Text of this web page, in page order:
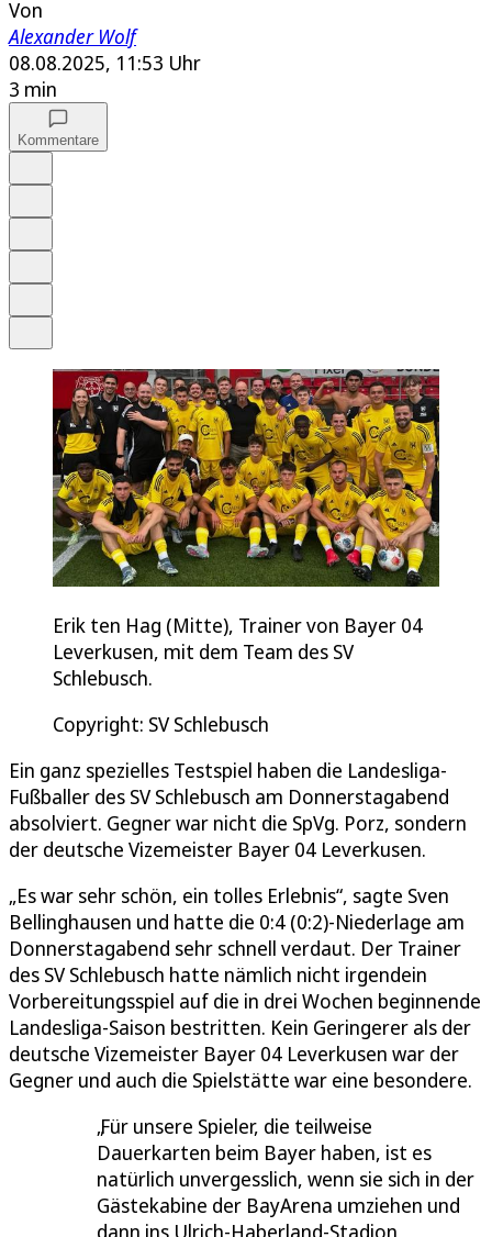
Von
Alexander Wolf
08.08.2025, 11:53 Uhr
3 min
Kommentare
Erik ten Hag (Mitte), Trainer von Bayer 04
Leverkusen, mit dem Team des SV
Schlebusch.
Copyright: SV Schlebusch
Ein ganz spezielles Testspiel haben die Landesliga-
Fußballer des SV Schlebusch am Donnerstagabend
absolviert. Gegner war nicht die SpVg. Porz, sondern
der deutsche Vizemeister Bayer 04 Leverkusen.
„Es war sehr schön, ein tolles Erlebnis“, sagte Sven
Bellinghausen und hatte die 0:4 (0:2)-Niederlage am
Donnerstagabend sehr schnell verdaut. Der Trainer
des SV Schlebusch hatte nämlich nicht irgendein
Vorbereitungsspiel auf die in drei Wochen beginnende
Landesliga-Saison bestritten. Kein Geringerer als der
deutsche Vizemeister Bayer 04 Leverkusen war der
Gegner und auch die Spielstätte war eine besondere.
Für unsere Spieler, die teilweise
Dauerkarten beim Bayer haben, ist es
natürlich unvergesslich, wenn sie sich in der
Gästekabine der BayArena umziehen und